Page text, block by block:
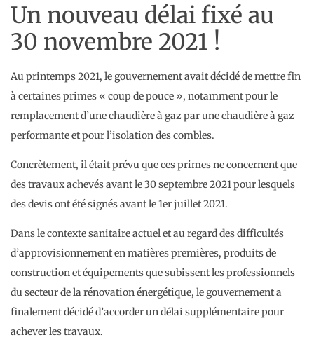
Un nouveau délai fixé au
30 novembre 2021 !
Au printemps 2021, le gouvernement avait décidé de mettre fin
à certaines primes « coup de pouce », notamment pour le
remplacement d’une chaudière à gaz par une chaudière à gaz
performante et pour l’isolation des combles.
Concrètement, il était prévu que ces primes ne concernent que
des travaux achevés avant le 30 septembre 2021 pour lesquels
des devis ont été signés avant le 1er juillet 2021.
Dans le contexte sanitaire actuel et au regard des difficultés
d’approvisionnement en matières premières, produits de
construction et équipements que subissent les professionnels
du secteur de la rénovation énergétique, le gouvernement a
finalement décidé d’accorder un délai supplémentaire pour
achever les travaux.